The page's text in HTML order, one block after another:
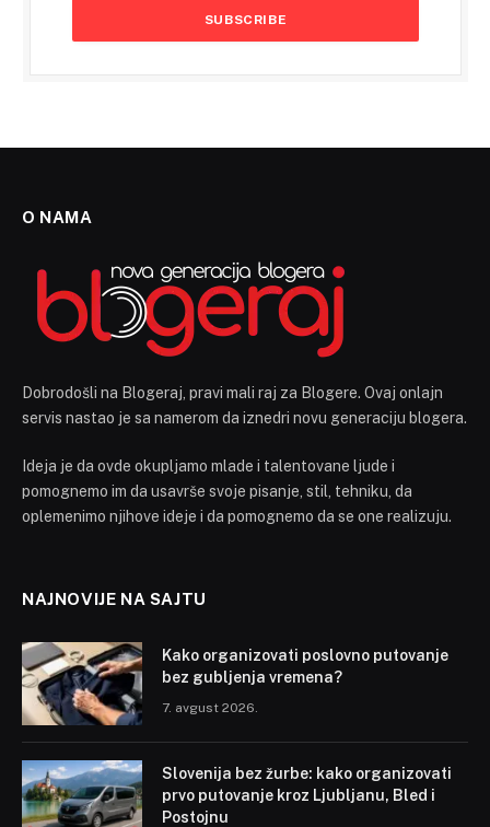
O NAMA
Dobrodošli na Blogeraj, pravi mali raj za Blogere. Ovaj onlajn
servis nastao je sa namerom da iznedri novu generaciju blogera.
Ideja je da ovde okupljamo mlade i talentovane ljude i
pomognemo im da usavrše svoje pisanje, stil, tehniku, da
oplemenimo njihove ideje i da pomognemo da se one realizuju.
NAJNOVIJE NA SAJTU
Kako organizovati poslovno putovanje
bez gubljenja vremena?
7. avgust 2026.
Slovenija bez žurbe: kako organizovati
prvo putovanje kroz Ljubljanu, Bled i
Postojnu